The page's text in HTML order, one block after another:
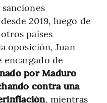
2019, luego de
países
oposición, Juan
de
por Maduro
contra una
, mientras